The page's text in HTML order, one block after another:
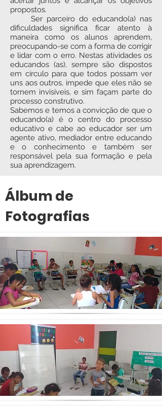
propostos.
Ser parceiro do educando(a) nas
dificuldades significa ficar atento à
maneira como os alunos aprendem,
preocupando-se com a forma de corrigir
e lidar com o erro. Nestas atividades os
educandos (as), sempre são dispostos
em círculo para que todos possam ver
uns aos outros, impede que eles não se
tornem invisíveis, e sim façam parte do
processo construtivo.
Sabemos e temos a convicção de que o
educando(a) é o centro do processo
educativo e cabe ao educador ser um
agente ativo, mediador entre educando
e o conhecimento e também ser
responsável pela sua formação e pela
sua aprendizagem.
Álbum de
Fotografias